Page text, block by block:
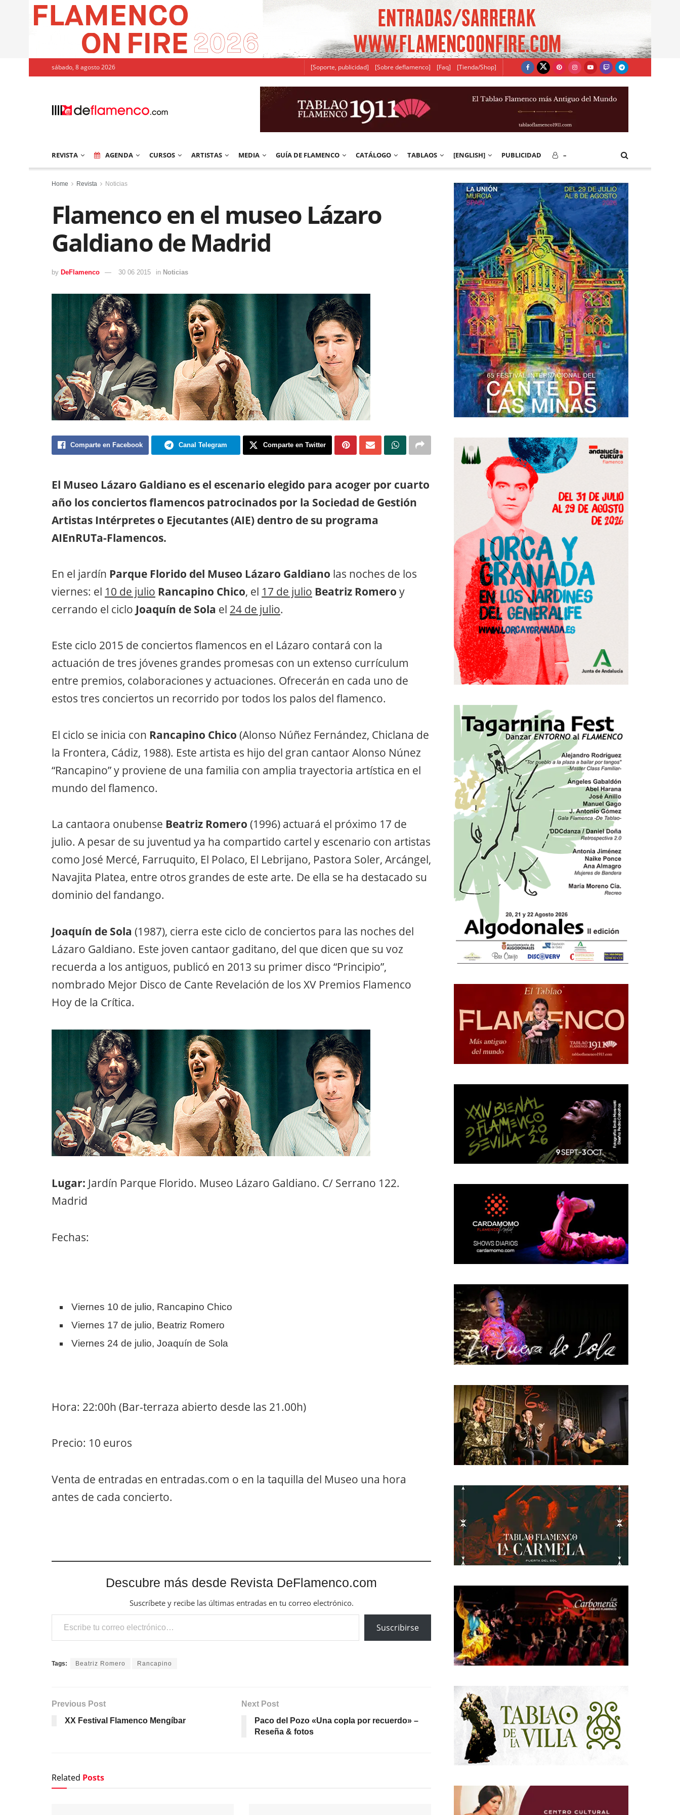
sábado, 8 agosto 2026 [Soporte, publicidad] [Sobre deflamenco] [Faq] [Tienda/Shop]
REVISTA AGENDA CURSOS ARTISTAS MEDIA GUÍA DE FLAMENCO CATÁLOGO TABLAOS [ENGLISH] PUBLICIDAD –
Home Revista Noticias
Flamenco en el museo Lázaro
Galdiano de Madrid
by DeFlamenco 30 06 2015 in Noticias
Comparte en Facebook Canal Telegram Comparte en Twitter
El Museo Lázaro Galdiano es el escenario elegido para acoger por cuarto
año los conciertos flamencos patrocinados por la Sociedad de Gestión
Artistas Intérpretes o Ejecutantes (AIE) dentro de su programa
AIEnRUTa-Flamencos.
En el jardín Parque Florido del Museo Lázaro Galdiano las noches de los
viernes: el 10 de julio Rancapino Chico, el 17 de julio Beatriz Romero y
cerrando el ciclo Joaquín de Sola el 24 de julio.
Este ciclo 2015 de conciertos flamencos en el Lázaro contará con la
actuación de tres jóvenes grandes promesas con un extenso currículum
entre premios, colaboraciones y actuaciones. Ofrecerán en cada uno de
estos tres conciertos un recorrido por todos los palos del flamenco.
El ciclo se inicia con Rancapino Chico (Alonso Núñez Fernández, Chiclana de
la Frontera, Cádiz, 1988). Este artista es hijo del gran cantaor Alonso Núnez
“Rancapino” y proviene de una familia con amplia trayectoria artística en el
mundo del flamenco.
La cantaora onubense Beatriz Romero (1996) actuará el próximo 17 de
julio. A pesar de su juventud ya ha compartido cartel y escenario con artistas
como José Mercé, Farruquito, El Polaco, El Lebrijano, Pastora Soler, Arcángel,
Navajita Platea, entre otros grandes de este arte. De ella se ha destacado su
dominio del fandango.
Joaquín de Sola (1987), cierra este ciclo de conciertos para las noches del
Lázaro Galdiano. Este joven cantaor gaditano, del que dicen que su voz
recuerda a los antiguos, publicó en 2013 su primer disco “Principio”,
nombrado Mejor Disco de Cante Revelación de los XV Premios Flamenco
Hoy de la Crítica.
Lugar: Jardín Parque Florido. Museo Lázaro Galdiano. C/ Serrano 122.
Madrid
Fechas:
Viernes 10 de julio, Rancapino Chico
Viernes 17 de julio, Beatriz Romero
Viernes 24 de julio, Joaquín de Sola
Hora: 22:00h (Bar-terraza abierto desde las 21.00h)
Precio: 10 euros
Venta de entradas en entradas.com o en la taquilla del Museo una hora
antes de cada concierto.
Descubre más desde Revista DeFlamenco.com
Suscríbete y recibe las últimas entradas en tu correo electrónico.
Escribe tu correo electrónico…
Suscribirse
Tags: Beatriz Romero Rancapino
Previous Post
XX Festival Flamenco Mengíbar
Next Post
Paco del Pozo «Una copla por recuerdo» –
Reseña & fotos
Related Posts